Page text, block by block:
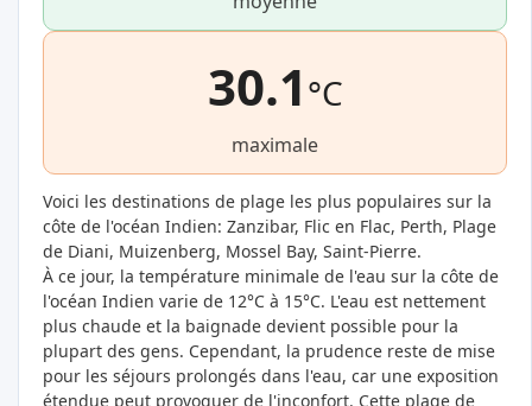
30.1°C
maximale
Voici les destinations de plage les plus populaires sur la
côte de l'océan Indien: Zanzibar, Flic en Flac, Perth, Plage
de Diani, Muizenberg, Mossel Bay, Saint-Pierre.
À ce jour, la température minimale de l'eau sur la côte de
l'océan Indien varie de 12°C à 15°C. L'eau est nettement
plus chaude et la baignade devient possible pour la
plupart des gens. Cependant, la prudence reste de mise
pour les séjours prolongés dans l'eau, car une exposition
étendue peut provoquer de l'inconfort. Cette plage de